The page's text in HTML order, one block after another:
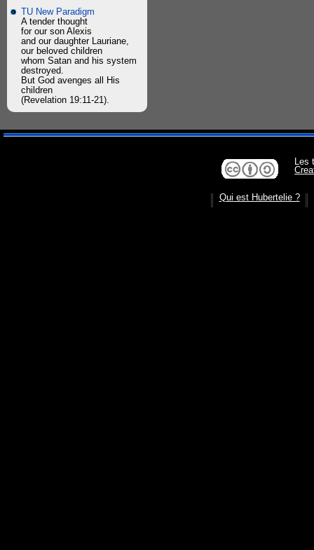
TU New Paradigm
A tender thought
for our son Alexis
and our daughter Lauriane,
our beloved children
whom Satan and his system
destroyed.
But God avenges all His
children
(Revelation 19:11-21).
Les
Qui est Hubertelie ?